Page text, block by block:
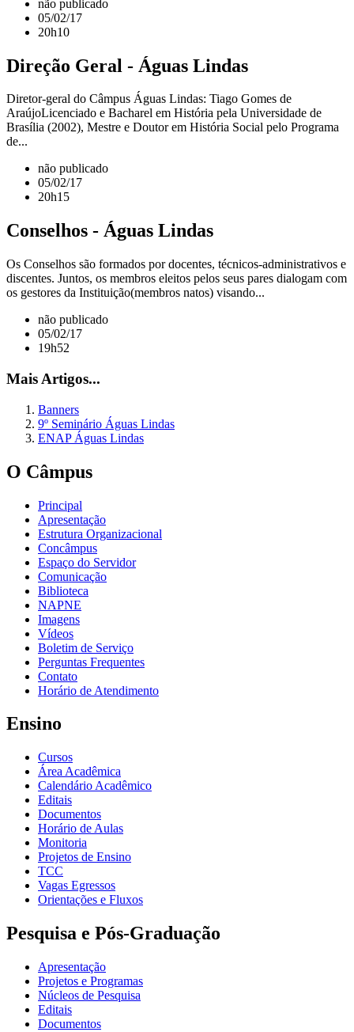
não publicado
05/02/17
20h10
Direção Geral - Águas Lindas
Diretor-geral do Câmpus Águas Lindas: Tiago Gomes de
AraújoLicenciado e Bacharel em História pela Universidade de
Brasília (2002), Mestre e Doutor em História Social pelo Programa
de...
não publicado
05/02/17
20h15
Conselhos - Águas Lindas
Os Conselhos são formados por docentes, técnicos-administrativos e
discentes. Juntos, os membros eleitos pelos seus pares dialogam com
os gestores da Instituição(membros natos) visando...
não publicado
05/02/17
19h52
Mais Artigos...
Banners
9º Seminário Águas Lindas
ENAP Águas Lindas
O Câmpus
Principal
Apresentação
Estrutura Organizacional
Concâmpus
Espaço do Servidor
Comunicação
Biblioteca
NAPNE
Imagens
Vídeos
Boletim de Serviço
Perguntas Frequentes
Contato
Horário de Atendimento
Ensino
Cursos
Área Acadêmica
Calendário Acadêmico
Editais
Documentos
Horário de Aulas
Monitoria
Projetos de Ensino
TCC
Vagas Egressos
Orientações e Fluxos
Pesquisa e Pós-Graduação
Apresentação
Projetos e Programas
Núcleos de Pesquisa
Editais
Documentos